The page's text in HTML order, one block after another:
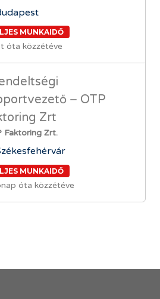
MUNKAIDŐ
óta közzétéve
– OTP
Zrt
Faktoring Zrt.
MUNKAIDŐ
óta közzétéve